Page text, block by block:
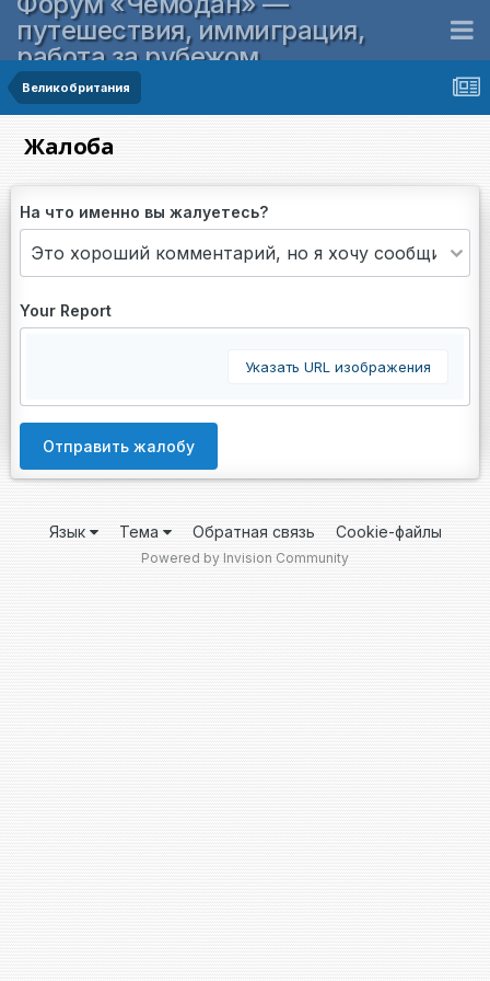
путешествия, иммиграция,
работа за рубежом
Великобритания
Жалоба
На что именно вы жалуетесь?
Your Report
Указать URL изображения
Отправить жалобу
Язык Тема Обратная связь Cookie-файлы
Powered by Invision Community